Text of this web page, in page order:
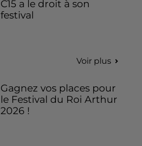
C15 a le droit à son
festival
Voir plus
Gagnez vos places pour
le Festival du Roi Arthur
2026 !